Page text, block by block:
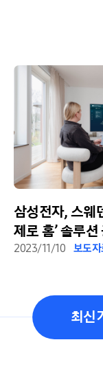
삼성전자, 스웨
제로 홈’ 솔루션
2023/11/10 보도자
최신